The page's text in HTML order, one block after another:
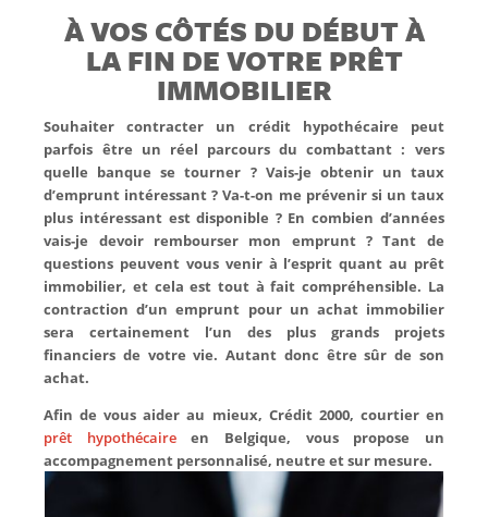
À VOS CÔTÉS DU DÉBUT À
LA FIN DE VOTRE PRÊT
IMMOBILIER
Souhaiter contracter un crédit hypothécaire peut
parfois être un réel parcours du combattant : vers
quelle banque se tourner ? Vais-je obtenir un taux
d’emprunt intéressant ? Va-t-on me prévenir si un taux
plus intéressant est disponible ? En combien d’années
vais-je devoir rembourser mon emprunt ? Tant de
questions peuvent vous venir à l’esprit quant au prêt
immobilier, et cela est tout à fait compréhensible. La
contraction d’un emprunt pour un achat immobilier
sera certainement l’un des plus grands projets
financiers de votre vie. Autant donc être sûr de son
achat.
Afin de vous aider au mieux, Crédit 2000, courtier en
prêt hypothécaireen Belgique, vous propose un
accompagnement personnalisé, neutre et sur mesure.